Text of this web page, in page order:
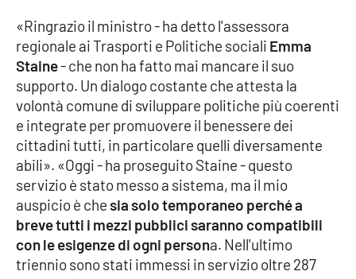
Le perfidie di Antonella Grippo
Venti di comunicazione
STREAMING
LaC TV
LaC Network
LaC OnAir
«Ringrazio il ministro - ha detto l'assessora
regionale ai Trasporti e Politiche sociali Emma
Staine- che non ha fatto mai mancare il suo
supporto. Un dialogo costante che attesta la
volontà comune di sviluppare politiche più coerenti
e integrate per promuovere il benessere dei
cittadini tutti, in particolare quelli diversamente
abili». «Oggi - ha proseguito Staine - questo
servizio è stato messo a sistema, ma il mio
auspicio è chesia solo temporaneo perché a
breve tutti i mezzi pubblici saranno compatibili
con le esigenze di ogni persona. Nell'ultimo
triennio sono stati immessi in servizio oltre 287